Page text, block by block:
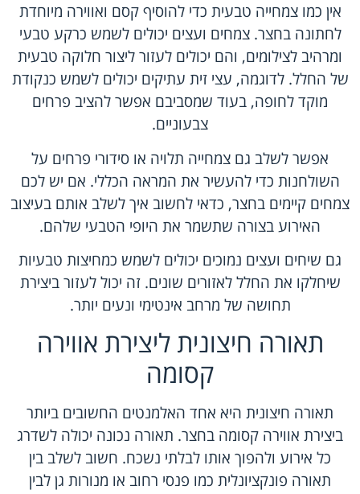
אין כמו צמחייה טבעית כדי להוסיף קסם ואווירה מיוחדת
לחתונה בחצר. צמחים ועצים יכולים לשמש כרקע טבעי
ומרהיב לצילומים, והם יכולים לעזור ליצור חלוקה טבעית
של החלל. לדוגמה, עצי זית עתיקים יכולים לשמש כנקודת
מוקד לחופה, בעוד שמסביבם אפשר להציב פרחים
צבעוניים.
אפשר לשלב גם צמחייה תלויה או סידורי פרחים על
השולחנות כדי להעשיר את המראה הכללי. אם יש לכם
צמחים קיימים בחצר, כדאי לחשוב איך לשלב אותם בעיצוב
האירוע בצורה שתשמר את היופי הטבעי שלהם.
גם שיחים ועצים נמוכים יכולים לשמש כמחיצות טבעיות
שיחלקו את החלל לאזורים שונים. זה יכול לעזור ביצירת
תחושה של מרחב אינטימי ונעים יותר.
תאורה חיצונית ליצירת אווירה
קסומה
תאורה חיצונית היא אחד האלמנטים החשובים ביותר
ביצירת אווירה קסומה בחצר. תאורה נכונה יכולה לשדרג
כל אירוע ולהפוך אותו לבלתי נשכח. חשוב לשלב בין
תאורה פונקציונלית כמו פנסי רחוב או מנורות גן לבין